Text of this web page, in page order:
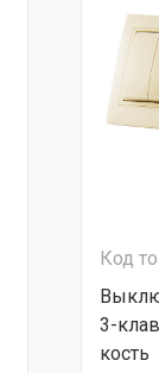
Код
3-
кость